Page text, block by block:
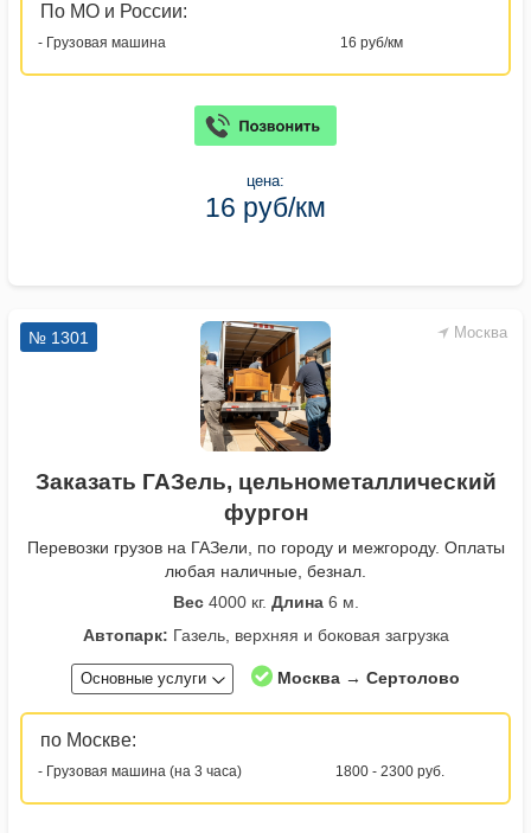
По МО и России:
- Грузовая машина 16 руб/км
цена:
16 руб/км
Москва
№ 1301
Заказать ГАЗель, цельнометаллический
фургон
Перевозки грузов на ГАЗели, по городу и межгороду. Оплаты
любая наличные, безнал.
Вес4000 кг. Длина6 м.
Автопарк: Газель, верхняя и боковая загрузка
Основные услуги Москва → Сертолово
по Москве:
- Грузовая машина (на 3 часа) 1800 - 2300 руб.